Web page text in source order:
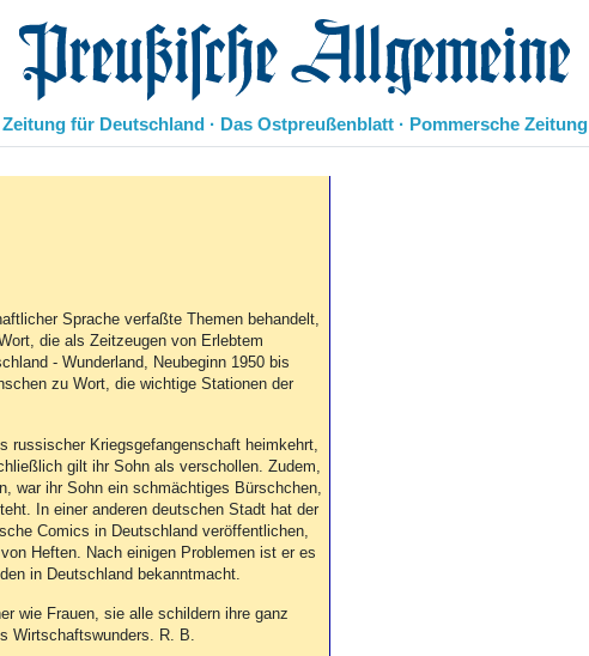
Preußische Allgemeine Zeitung
Zeitung für Deutschland · Das Ostpreußenblatt · Pommersche Zeitung
Leben
Geschichte
Ostpreußen
Schlesien
Danzig und Westpreußen
Bücher
Sprache verfaßte Themen behandelt,
die als Zeitzeugen von Erlebtem
- Wunderland, Neubeginn 1950 bis
zu Wort, die wichtige Stationen der
russischer Kriegsgefangenschaft heimkehrt,
gilt ihr Sohn als verschollen. Zudem,
war ihr Sohn ein schmächtiges Bürschchen,
In einer anderen deutschen Stadt hat der
Comics in Deutschland veröffentlichen,
Heften. Nach einigen Problemen ist er es
in Deutschland bekanntmacht.
wie Frauen, sie alle schildern ihre ganz
Wirtschaftswunders. R. B.